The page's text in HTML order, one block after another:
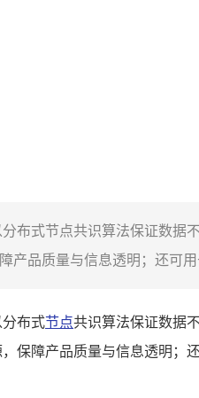
布式节点共识算法保证数据
产品质量与信息透明；还可
布式节点共识算法保证数据
保障产品质量与信息透明；